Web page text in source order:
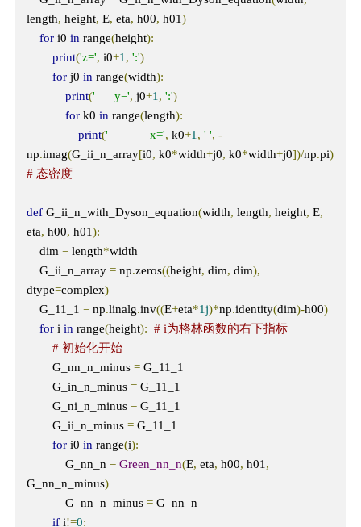
length, height, E, eta, h00, h01)
for i0 in range(height):
print('z=', i0+1, ':')
for j0 in range(width):
print('      y=', j0+1, ':')
for k0 in range(length):
print('             x=', k0+1, ' ', -
np.imag(G_ii_n_array[i0, k0*width+j0, k0*width+j0])/np.pi)
# 态密度
def G_ii_n_with_Dyson_equation(width, length, height, E,
eta, h00, h01):
    dim
= length*width
    G_ii_n_array
= np.zeros((height, dim, dim),
dtype=complex)
    G_11_1
= np.linalg.inv((E+eta*1j)*np.identity(dim)-h00)
for i in range(height): # i为格林函数的右下指标
# 初始化开始
        G_nn_n_minus
= G_11_1
        G_in_n_minus
= G_11_1
        G_ni_n_minus
= G_11_1
        G_ii_n_minus
= G_11_1
for i0 in range(i):
            G_nn_n
= Green_nn_n(E, eta, h00, h01,
G_nn_n_minus)
            G_nn_n_minus
= G_nn_n
if i!=0: